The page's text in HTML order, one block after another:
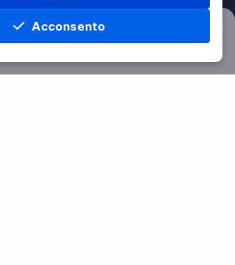
Acconsento
Cerca Menu
Azzera